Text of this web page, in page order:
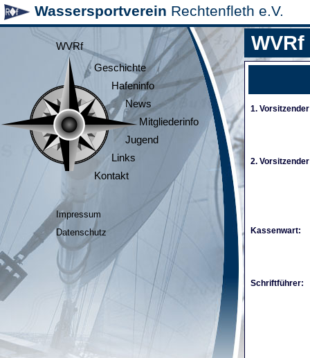
Wassersportverein Rechtenfleth e.V.
WVRf
Geschichte
Hafeninfo
News
Mitgliederinfo
Jugend
Links
Kontakt
Impressum
Datenschutz
WVRf
1.
2.
Kassenwart:
Schriftführer: